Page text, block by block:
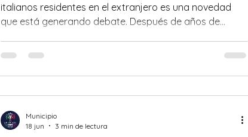
italianos residentes en el extranjero es una novedad
que está generando debate. Después de años de
quienes viven fuera de Italia pueden beneficiarse de los
condiciones. Pero, ¿cuáles son los costos, las ventajas y
las implicaciones de esta decisión? Este artículo analiza
Municipio
18 jun
3 min de lectura